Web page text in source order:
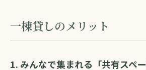
一棟貸しのメリット
1. みんなで集まれる「共有スペ